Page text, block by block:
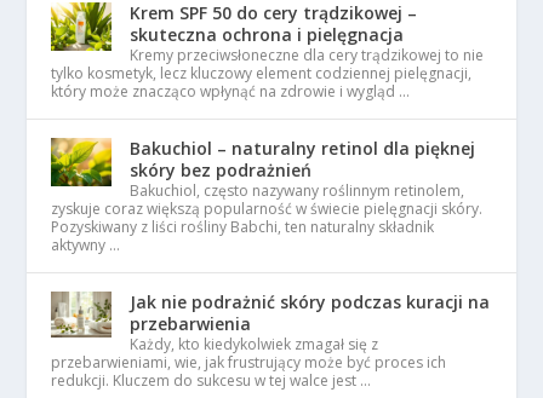
Krem SPF 50 do cery trądzikowej –
skuteczna ochrona i pielęgnacja
Kremy przeciwsłoneczne dla cery trądzikowej to nie
tylko kosmetyk, lecz kluczowy element codziennej pielęgnacji,
który może znacząco wpłynąć na zdrowie i wygląd …
Bakuchiol – naturalny retinol dla pięknej
skóry bez podrażnień
Bakuchiol, często nazywany roślinnym retinolem,
zyskuje coraz większą popularność w świecie pielęgnacji skóry.
Pozyskiwany z liści rośliny Babchi, ten naturalny składnik
aktywny …
Jak nie podrażnić skóry podczas kuracji na
przebarwienia
Każdy, kto kiedykolwiek zmagał się z
przebarwieniami, wie, jak frustrujący może być proces ich
redukcji. Kluczem do sukcesu w tej walce jest …